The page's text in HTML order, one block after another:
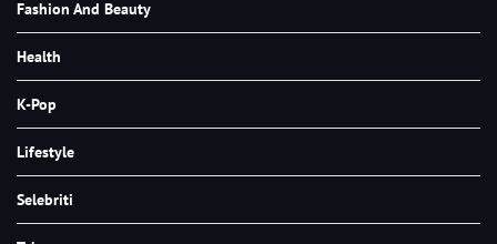
Fashion And Beauty
Health
K-Pop
Lifestyle
Selebriti